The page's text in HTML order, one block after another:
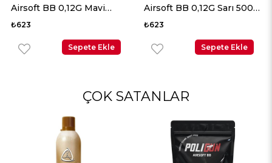
Airsoft BB 0,12G Sarı 5000
Sepete Ekle
Sepete
ÇOK SATANLAR